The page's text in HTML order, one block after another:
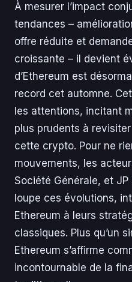
À mesurer l’impact
tendances –
offre réduite et
croissante – il devient
d’Ethereum est
record cet automne.
les attentions, incitant
plus prudents à
cette crypto. Pour ne
mouvements, les
Société Générale, et
loupe ces évolutions,
Ethereum à leurs
classiques. Plus qu’un
Ethereum s’affirme
incontournable de la